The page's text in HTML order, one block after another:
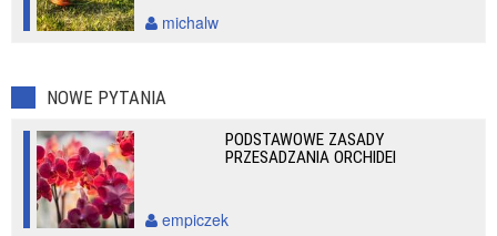
michalw
NOWE PYTANIA
PODSTAWOWE ZASADY
PRZESADZANIA ORCHIDEI
empiczek